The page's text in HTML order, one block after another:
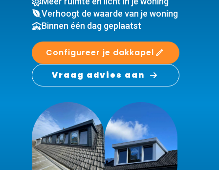
Verhoogt de waarde van je woning
Binnen één dag geplaatst
Configureer je dakkapel
Vraag advies aan